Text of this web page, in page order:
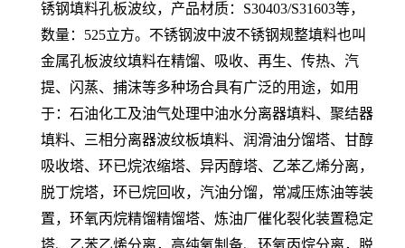
锈钢填料孔板波纹，产品材质：S30403/S31603等，
数量：525立方。不锈钢波中波不锈钢规整填料也叫
金属孔板波纹填料在精馏、吸收、再生、传热、汽
提、闪蒸、捕沫等多种场合具有广泛的用途，如用
于：石油化工及油气处理中油水分离器填料、聚结器
填料、三相分离器波纹板填料、润滑油分馏塔、甘醇
吸收塔、环已烷浓缩塔、异丙醇塔、乙苯乙烯分离，
脱丁烷塔，环已烷回收，汽油分馏，常减压炼油等装
置，环氧丙烷精馏精馏塔、炼油厂催化裂化装置稳定
塔、乙苯乙烯分离，高纯氧制备、环氧丙烷分离，脱